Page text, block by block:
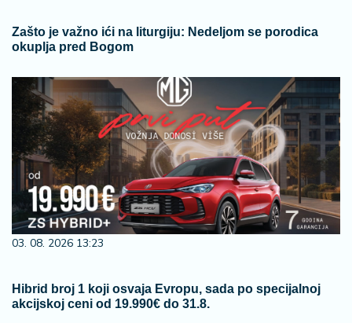
Zašto je važno ići na liturgiju: Nedeljom se porodica
okuplja pred Bogom
03. 08. 2026 13:23
Hibrid broj 1 koji osvaja Evropu, sada po specijalnoj
akcijskoj ceni od 19.990€ do 31.8.